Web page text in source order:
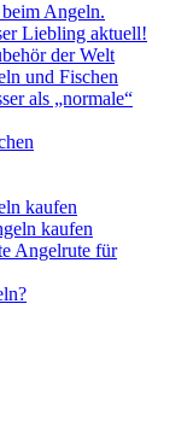
Angeln.
Liebling aktuell!
der Welt
und Fischen
als „normale“
kaufen
kaufen
Angelrute für